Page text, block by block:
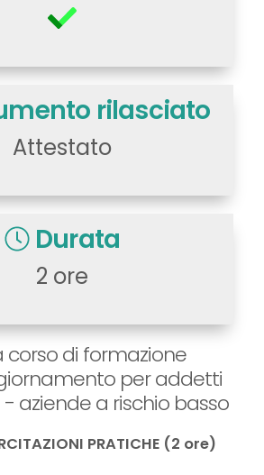
rilasciato
Attestato
Durata
2 ore
di formazione
per addetti
aziende a rischio basso
PRATICHE (2 ore)